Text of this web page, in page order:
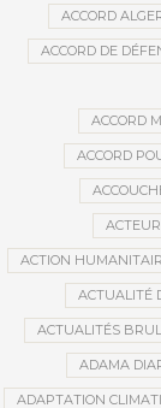
ACCORD
ACCORD DE
ACCORD
ACCORD
ACTION
ACTUALITÉ
ACTUALITÉS
ADAMA
ADAPTATION